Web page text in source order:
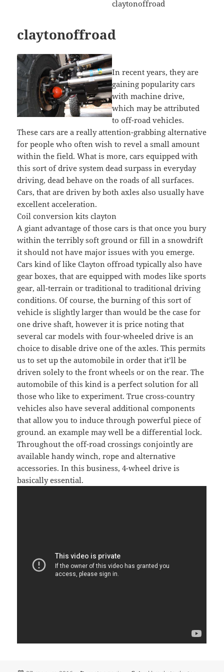
claytonoffroad
In recent years, they are
gaining popularity cars
with machine drive,
which may be attributed
to off-road vehicles.
These cars are a really attention-grabbing alternative
for people who often wish to revel a small amount
within the field. What is more, cars equipped with
this sort of drive system dead surpass in everyday
driving, dead behave on the roads of all surfaces.
Cars, that are driven by both axles also usually have
excellent acceleration.
Coil conversion kits clayton
A giant advantage of those cars is that once you bury
within the terribly soft ground or fill in a snowdrift
it should not have major issues with you emerge.
Cars kind of like Clayton offroad typically also have
gear boxes, that are equipped with modes like sports
gear, all-terrain or traditional to traditional driving
conditions. Of course, the burning of this sort of
vehicle is slightly larger than would be the case for
one drive shaft, however it is price noting that
several car models with four-wheeled drive is an
choice to disable drive one of the axles. This permits
us to set up the automobile in order that it’ll be
driven solely to the front wheels or on the rear. The
automobile of this kind is a perfect solution for all
those who like to experiment. True cross-country
vehicles also have several additional components
that allow you to induce through powerful piece of
ground. an example may well be a differential lock.
Throughout the off-road crossings conjointly are
available handy winch, rope and alternative
accessories. In this business, 4-wheel drive is
basically essential.